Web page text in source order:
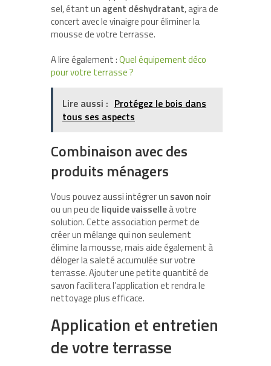
sel, étant un agent déshydratant, agira de
concert avec le vinaigre pour éliminer la
mousse de votre terrasse.
A lire également :Quel équipement déco
pour votre terrasse ?
Lire aussi : Protégez le bois dans
tous ses aspects
Combinaison avec des
produits ménagers
Vous pouvez aussi intégrer un savon noir
ou un peu de liquide vaisselleà votre
solution. Cette association permet de
créer un mélange qui non seulement
élimine la mousse, mais aide également à
déloger la saleté accumulée sur votre
terrasse. Ajouter une petite quantité de
savon facilitera l’application et rendra le
nettoyage plus efficace.
Application et entretien
de votre terrasse